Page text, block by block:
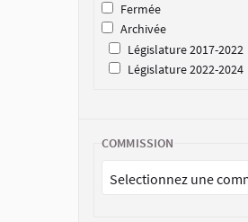
Fermée
Archivée
Législature 2017-2022
Législature 2022-2024
COMMISSION